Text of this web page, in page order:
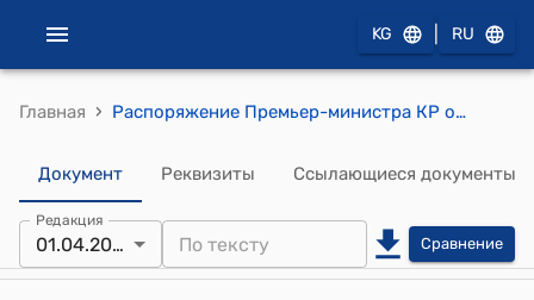
KG RU
Главная › Распоряжение Премьер-министра КР от 18 мая 2016 года № 281 (Об утверждении Методического руководства по выявлению, оценке и управлению коррупционными рисками)
Документ Реквизиты Ссылающиеся документы
Редакция
01.04.2026 Сравнение